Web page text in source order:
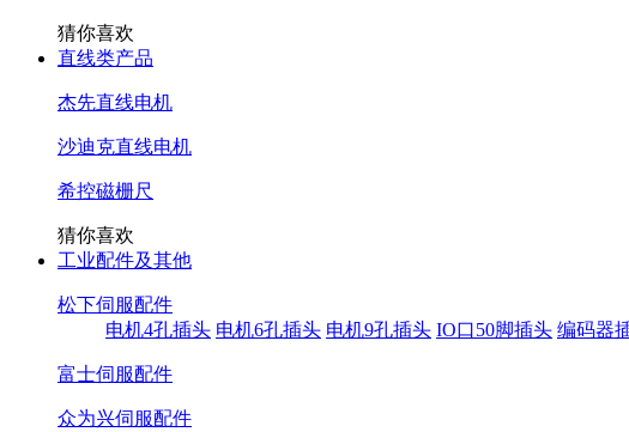
猜你喜欢
直线类产品
杰先直线电机
沙迪克直线电机
希控磁栅尺
猜你喜欢
工业配件及其他
松下伺服配件
电机4孔插头 电机6孔插头 电机9孔插头 IO口50脚插头 编码器
富士伺服配件
众为兴伺服配件